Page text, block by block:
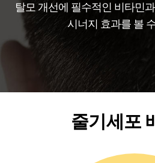
탈모 개선에 필수적인 비타민
시너지 효과를 볼
줄기세포